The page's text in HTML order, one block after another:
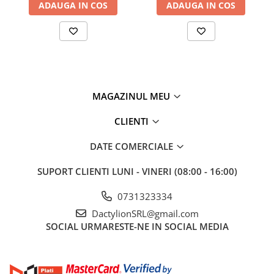
Specificatii
ADAUGA IN COS ADAUGA IN COS
MAGAZINUL MEU
CLIENTI
DATE COMERCIALE
SUPORT CLIENTI LUNI - VINERI (08:00 - 16:00)
0731323334
DactylionSRL@gmail.com
SOCIAL URMARESTE-NE IN SOCIAL MEDIA